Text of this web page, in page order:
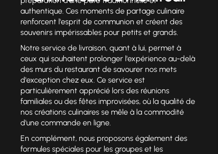
authentique. Ces moments de partage culinaire
renforcent l'esprit de communion et créent des
souvenirs impérissables pour petits et grands.
Notre service de livraison, quant à lui, permet à
ceux qui souhaitent prolonger l'expérience au-delà
des murs du restaurant de savourer nos mets
d'exception chez eux. Ce service est
particulièrement apprécié lors des réunions
familiales ou des fêtes improvisées, où la qualité de
nos créations culinaires se mêle à la commodité
d'une commande en ligne.
En complément, nous proposons également des
formules spéciales pour les groupes et les